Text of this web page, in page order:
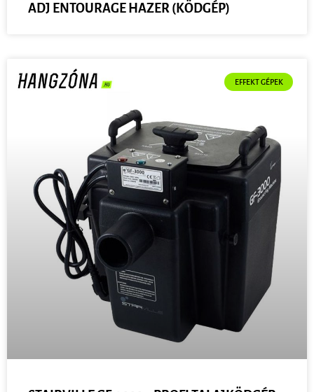
ADJ ENTOURAGE HAZER (KÖDGÉP)
EFFEKT GÉPEK